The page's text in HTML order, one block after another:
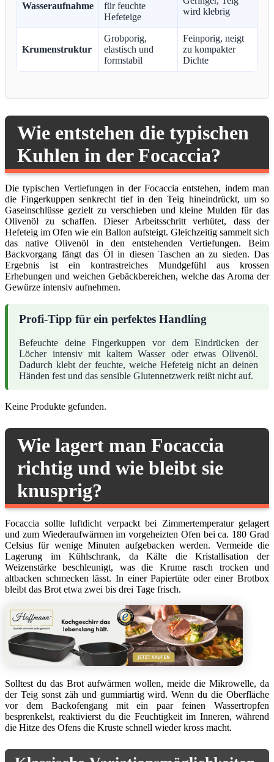
Wasseraufnahme
für feuchte
Hefeteige
wird klebrig
Krumenstruktur
Grobporig,
elastisch und
formstabil
Feinporig, neigt
zu kompakter
Dichte
Wie entstehen die typischen
Kuhlen in der Focaccia?
Die typischen Vertiefungen in der Focaccia entstehen, indem man
die Fingerkuppen senkrecht tief in den Teig hineindrückt, um so
Gaseinschlüsse gezielt zu verschieben und kleine Mulden für das
Olivenöl zu schaffen. Dieser Arbeitsschritt verhütet, dass der
Hefeteig im Ofen wie ein Ballon aufsteigt. Gleichzeitig sammelt sich
das native Olivenöl in den entstehenden Vertiefungen. Beim
Backvorgang fängt das Öl in diesen Taschen an zu sieden. Das
Ergebnis ist ein kontrastreiches Mundgefühl aus krossen
Erhebungen und weichen Gebäckbereichen, welche das Aroma der
Gewürze intensiv aufnehmen.
Profi-Tipp für ein perfektes Handling
Befeuchte deine Fingerkuppen vor dem Eindrücken der
Löcher intensiv mit kaltem Wasser oder etwas Olivenöl.
Dadurch klebt der feuchte, weiche Hefeteig nicht an deinen
Händen fest und das sensible Glutennetzwerk reißt nicht auf.
Keine Produkte gefunden.
Wie lagert man Focaccia
richtig und wie bleibt sie
knusprig?
Focaccia sollte luftdicht verpackt bei Zimmertemperatur gelagert
und zum Wiederaufwärmen im vorgeheizten Ofen bei ca. 180 Grad
Celsius für wenige Minuten aufgebacken werden. Vermeide die
Lagerung im Kühlschrank, da Kälte die Kristallisation der
Weizenstärke beschleunigt, was die Krume rasch trocken und
altbacken schmecken lässt. In einer Papiertüte oder einer Brotbox
bleibt das Brot etwa zwei bis drei Tage frisch.
Solltest du das Brot aufwärmen wollen, meide die Mikrowelle, da
der Teig sonst zäh und gummiartig wird. Wenn du die Oberfläche
vor dem Backofengang mit ein paar feinen Wassertropfen
besprenkelst, reaktivierst du die Feuchtigkeit im Inneren, während
die Hitze des Ofens die Kruste schnell wieder kross macht.